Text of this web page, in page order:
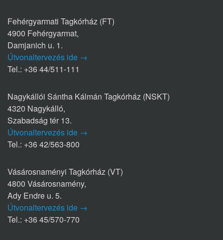
Fehérgyarmati Tagkórház (FT)
4900 Fehérgyarmat,
Damjanich u. 1.
Útvonaltervezés ide →
Tel.: +36 44/511-111
Nagykállói Sántha Kálmán Tagkórház (NSKT)
4320 Nagykálló,
Szabadság tér 13.
Útvonaltervezés ide →
Tel.: +36 42/563-800
Vásárosnaményi Tagkórház (VT)
4800 Vásárosnamény,
Ady Endre u. 5.
Útvonaltervezés ide →
Tel.: +36 45/570-770